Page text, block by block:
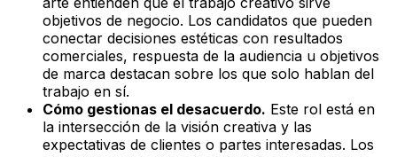
objetivos de negocio. Los candidatos que pueden
conectar decisiones estéticas con resultados
comerciales, respuesta de la audiencia u objetivos
de marca destacan sobre los que solo hablan del
trabajo en sí.
Cómo gestionas el desacuerdo. Este rol está en
la intersección de la visión creativa y las
expectativas de clientes o partes interesadas. Los